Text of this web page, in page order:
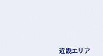
近畿エリア